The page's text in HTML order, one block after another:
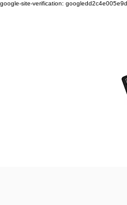
google-site-verification: